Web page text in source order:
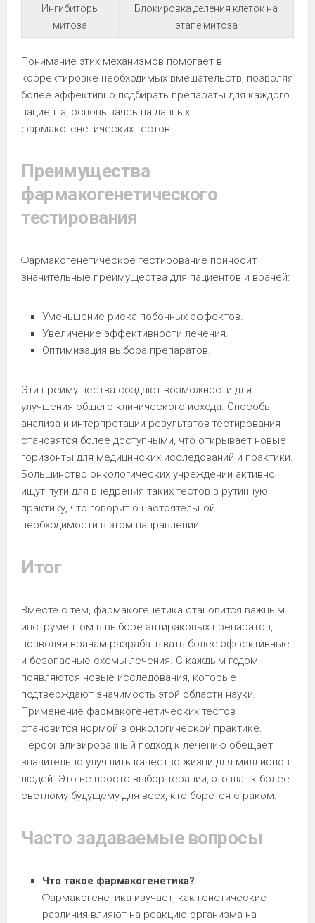
Ингибиторы
митоза
Блокировка деления клеток на
этапе митоза
Понимание этих механизмов помогает в
корректировке необходимых вмешательств, позволяя
более эффективно подбирать препараты для каждого
пациента, основываясь на данных
фармакогенетических тестов.
Преимущества
фармакогенетического
тестирования
Фармакогенетическое тестирование приносит
значительные преимущества для пациентов и врачей:
Уменьшение риска побочных эффектов.
Увеличение эффективности лечения.
Оптимизация выбора препаратов.
Эти преимущества создают возможности для
улучшения общего клинического исхода. Способы
анализа и интерпретации результатов тестирования
становятся более доступными, что открывает новые
горизонты для медицинских исследований и практики.
Большинство онкологических учреждений активно
ищут пути для внедрения таких тестов в рутинную
практику, что говорит о настоятельной
необходимости в этом направлении.
Итог
Вместе с тем, фармакогенетика становится важным
инструментом в выборе антираковых препаратов,
позволяя врачам разрабатывать более эффективные
и безопасные схемы лечения. С каждым годом
появляются новые исследования, которые
подтверждают значимость этой области науки.
Применение фармакогенетических тестов
становится нормой в онкологической практике.
Персонализированный подход к лечению обещает
значительно улучшить качество жизни для миллионов
людей. Это не просто выбор терапии, это шаг к более
светлому будущему для всех, кто борется с раком.
Часто задаваемые вопросы
Что такое фармакогенетика?
Фармакогенетика изучает, как генетические
различия влияют на реакцию организма на